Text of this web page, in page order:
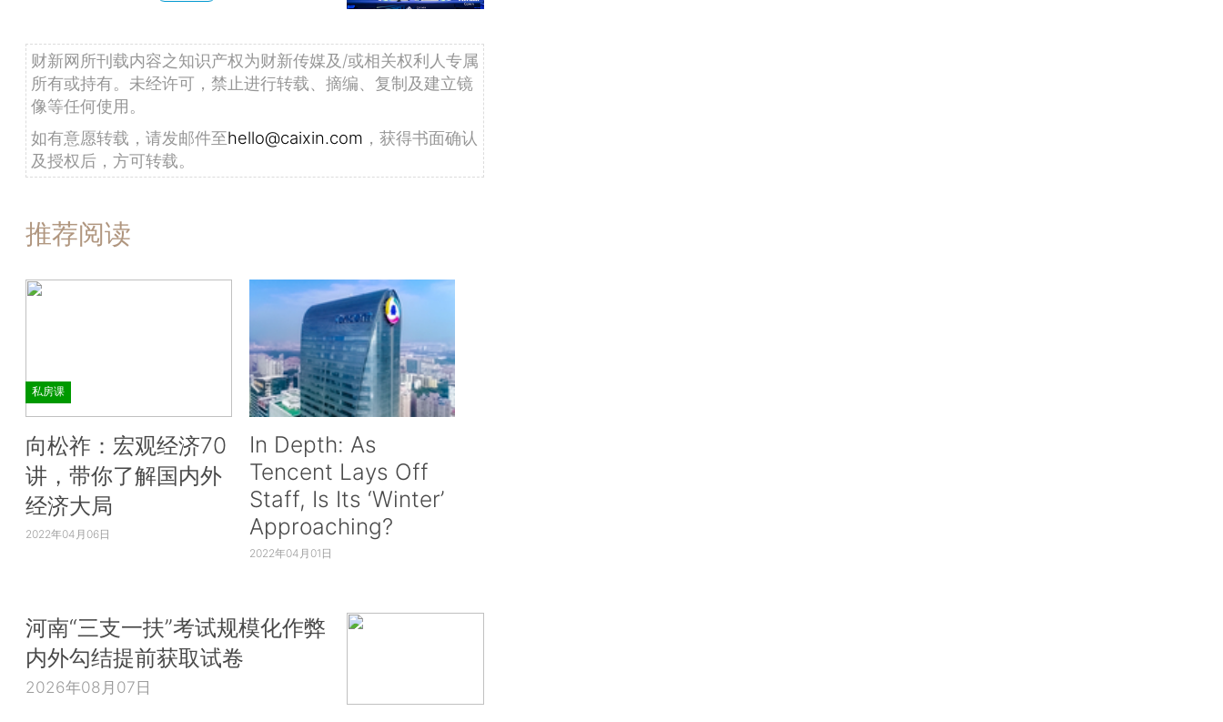
财新网所刊载内容之知识产权为财新传媒及/或相关权利人专属
所有或持有。未经许可，禁止进行转载、摘编、复制及建立镜
像等任何使用。
如有意愿转载，请发邮件至hello@caixin.com ，获得书面确认
及授权后，方可转载。
推荐阅读
私房课
向松祚：宏观经济70
讲，带你了解国内外
经济大局
2022年04月06日
In Depth: As
Tencent Lays Off
Staff, Is Its ‘Winter’
Approaching?
2022年04月01日
河南“三支一扶”考试规模化作弊
内外勾结提前获取试卷
2026年08月07日